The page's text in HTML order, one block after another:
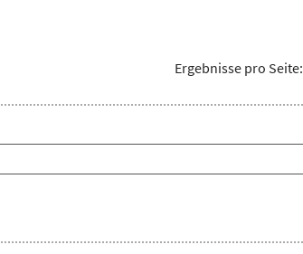
Ergebnisse pro Seite: